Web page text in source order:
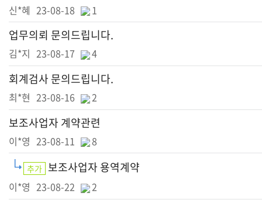
신*혜 23-08-18 1
업무의뢰 문의드립니다.
김*지 23-08-17 4
회계검사 문의드립니다.
최*현 23-08-16 2
보조사업자 계약관련
이*영 23-08-11 8
추가 보조사업자 용역계약
이*영 23-08-22 2